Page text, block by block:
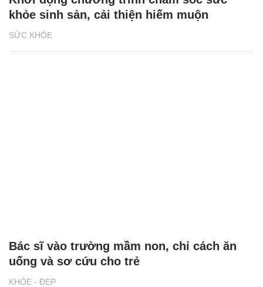
SỨC KHỎE
khỏe sinh sản, cải thiện hiếm muộn
KHỎE - ĐẸP
Bác sĩ vào trường mầm non, chỉ cách ăn
uống và sơ cứu cho trẻ